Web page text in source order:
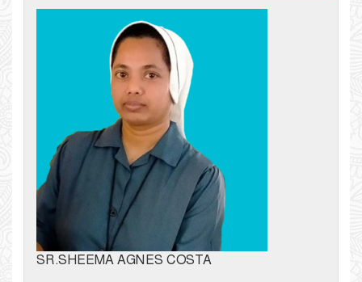
SR.SHEEMA AGNES COSTA